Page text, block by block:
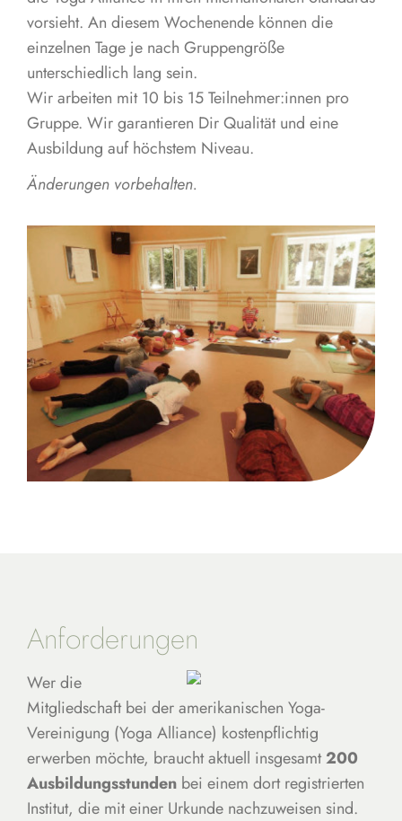
vorsieht. An diesem Wochenende können die
einzelnen Tage je nach Gruppengröße
unterschiedlich lang sein.
Wir arbeiten mit 10 bis 15 Teilnehmer:innen pro
Gruppe. Wir garantieren Dir Qualität und eine
Ausbildung auf höchstem Niveau.
Änderungen vorbehalten.
Anforderungen
Wer die
Mitgliedschaft bei der amerikanischen Yoga-
Vereinigung (Yoga Alliance) kostenpflichtig
erwerben möchte, braucht aktuell insgesamt200
Ausbildungsstundenbei einem dort registrierten
Institut, die mit einer Urkunde nachzuweisen sind.